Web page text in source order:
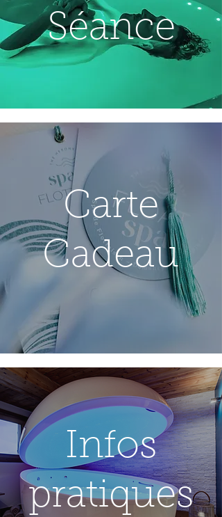
Séance
Carte
Cadeau
Infos
pratiques